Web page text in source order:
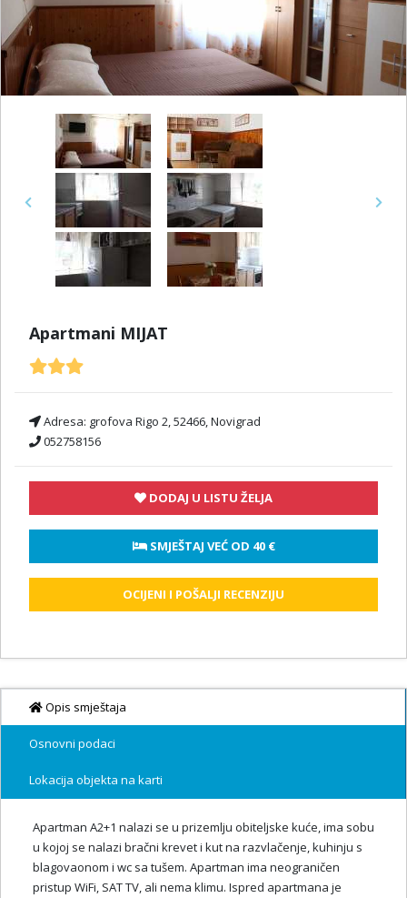
Previous Next
Apartmani MIJAT
Adresa: grofova Rigo 2, 52466, Novigrad
052758156
DODAJ U LISTU ŽELJA
SMJEŠTAJ VEĆ OD 40 €
OCIJENI I POŠALJI RECENZIJU
Opis smještaja
Osnovni podaci
Lokacija objekta na karti
Apartman A2+1 nalazi se u prizemlju obiteljske kuće, ima sobu
u kojoj se nalazi bračni krevet i kut na razvlačenje, kuhinju s
blagovaonom i wc sa tušem. Apartman ima neograničen
pristup WiFi, SAT TV, ali nema klimu. Ispred apartmana je